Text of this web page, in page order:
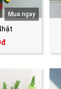
Mua ngay